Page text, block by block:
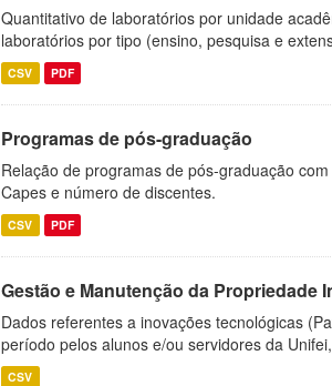
Quantitativo de laboratórios por unidade
laboratórios por tipo (ensino, pesquisa e
CSV PDF
Programas de pós-graduação
Relação de programas de pós-graduação
Capes e número de discentes.
CSV PDF
Gestão e Manutenção da Propriedade
Dados referentes a inovações tecnológicas
período pelos alunos e/ou servidores da
CSV